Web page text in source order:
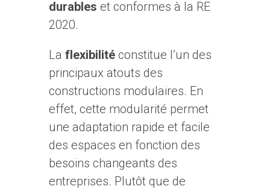
durables et conformes à la RE
2020.
La flexibilitéconstitue l’un des
principaux atouts des
constructions modulaires. En
effet, cette modularité permet
une adaptation rapide et facile
des espaces en fonction des
besoins changeants des
entreprises. Plutôt que de